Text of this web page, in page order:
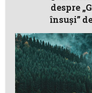
despre
însuși”